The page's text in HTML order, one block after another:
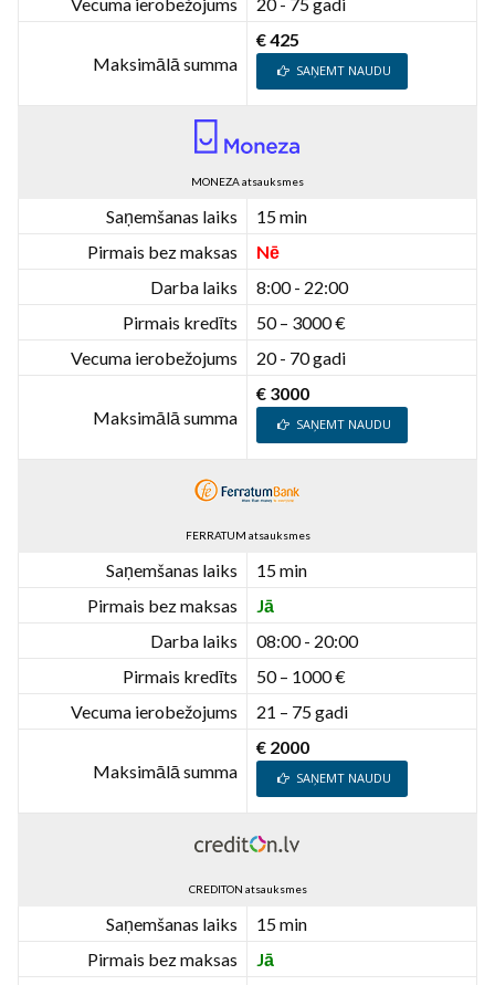
Maksimālā summa
€ 425
SAŅEMT NAUDU
MONEZA atsauksmes
Saņemšanas laiks
15 min
Pirmais bez maksas
Nē
Darba laiks
8:00 - 22:00
Pirmais kredīts
50 – 3000 €
Vecuma ierobežojums
20 - 70 gadi
Maksimālā summa
€ 3000
SAŅEMT NAUDU
FERRATUM atsauksmes
Saņemšanas laiks
15 min
Pirmais bez maksas
Jā
Darba laiks
08:00 - 20:00
Pirmais kredīts
50 – 1000 €
Vecuma ierobežojums
21 – 75 gadi
Maksimālā summa
€ 2000
SAŅEMT NAUDU
CREDITON atsauksmes
Saņemšanas laiks
15 min
Pirmais bez maksas
Jā